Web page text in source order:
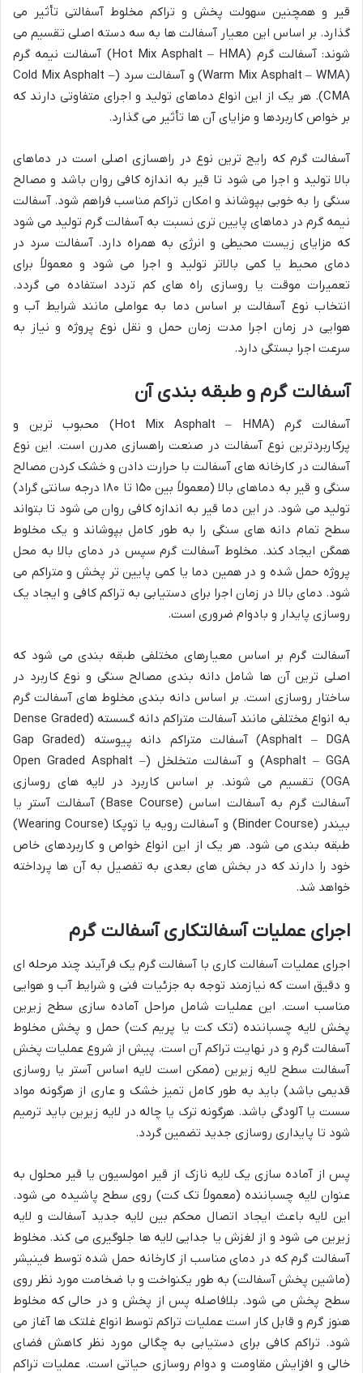
قیر و همچنین سهولت پخش و تراکم مخلوط آسفالتی تأثیر می
گذارد. بر اساس این معیار آسفالت ها به سه دسته اصلی تقسیم می
شوند: آسفالت گرم (Hot Mix Asphalt – HMA) آسفالت نیمه گرم
(Warm Mix Asphalt – WMA) و آسفالت سرد (Cold Mix Asphalt –
CMA). هر یک از این انواع دماهای تولید و اجرای متفاوتی دارند که
بر خواص کاربردها و مزایای آن ها تأثیر می گذارد.
آسفالت گرم که رایج ترین نوع در راهسازی اصلی است در دماهای
بالا تولید و اجرا می شود تا قیر به اندازه کافی روان باشد و مصالح
سنگی را به خوبی بپوشاند و امکان تراکم مناسب فراهم شود. آسفالت
نیمه گرم در دماهای پایین تری نسبت به آسفالت گرم تولید می شود
که مزایای زیست محیطی و انرژی به همراه دارد. آسفالت سرد در
دمای محیط یا کمی بالاتر تولید و اجرا می شود و معمولاً برای
تعمیرات موقت یا روسازی راه های کم تردد استفاده می گردد.
انتخاب نوع آسفالت بر اساس دما به عواملی مانند شرایط آب و
هوایی در زمان اجرا مدت زمان حمل و نقل نوع پروژه و نیاز به
سرعت اجرا بستگی دارد.
آسفالت گرم و طبقه بندی آن
آسفالت گرم (Hot Mix Asphalt – HMA) محبوب ترین و
پرکاربردترین نوع آسفالت در صنعت راهسازی مدرن است. این نوع
آسفالت در کارخانه های آسفالت با حرارت دادن و خشک کردن مصالح
سنگی و قیر به دماهای بالا (معمولاً بین ۱۵۰ تا ۱۸۰ درجه سانتی گراد)
تولید می شود. در این دما قیر به اندازه کافی روان می شود تا بتواند
سطح تمام دانه های سنگی را به طور کامل بپوشاند و یک مخلوط
همگن ایجاد کند. مخلوط آسفالت گرم سپس در دمای بالا به محل
پروژه حمل شده و در همین دما یا کمی پایین تر پخش و متراکم می
شود. دمای بالا در زمان اجرا برای دستیابی به تراکم کافی و ایجاد یک
روسازی پایدار و بادوام ضروری است.
آسفالت گرم بر اساس معیارهای مختلفی طبقه بندی می شود که
اصلی ترین آن ها شامل دانه بندی مصالح سنگی و نوع کاربرد در
ساختار روسازی است. بر اساس دانه بندی مخلوط های آسفالت گرم
به انواع مختلفی مانند آسفالت متراکم دانه گسسته (Dense Graded
Asphalt – DGA) آسفالت متراکم دانه پیوسته (Gap Graded
Asphalt – GGA) و آسفالت متخلخل (Open Graded Asphalt –
OGA) تقسیم می شوند. بر اساس کاربرد در لایه های روسازی
آسفالت گرم به آسفالت اساس (Base Course) آسفالت آستر یا
بیندر (Binder Course) و آسفالت رویه یا توپکا (Wearing Course)
طبقه بندی می شود. هر یک از این انواع خواص و کاربردهای خاص
خود را دارند که در بخش های بعدی به تفصیل به آن ها پرداخته
خواهد شد.
اجرای عملیات آسفالتکاری آسفالت گرم
اجرای عملیات آسفالت کاری با آسفالت گرم یک فرآیند چند مرحله ای
و دقیق است که نیازمند توجه به جزئیات فنی و شرایط آب و هوایی
مناسب است. این عملیات شامل مراحل آماده سازی سطح زیرین
پخش لایه چسباننده (تک کت یا پریم کت) حمل و پخش مخلوط
آسفالت گرم و در نهایت تراکم آن است. پیش از شروع عملیات پخش
آسفالت سطح لایه زیرین (ممکن است لایه اساس آستر یا روسازی
قدیمی باشد) باید به طور کامل تمیز خشک و عاری از هرگونه مواد
سست یا آلودگی باشد. هرگونه ترک یا چاله در لایه زیرین باید ترمیم
شود تا پایداری روسازی جدید تضمین گردد.
پس از آماده سازی یک لایه نازک از قیر امولسیون یا قیر محلول به
عنوان لایه چسباننده (معمولاً تک کت) روی سطح پاشیده می شود.
این لایه باعث ایجاد اتصال محکم بین لایه جدید آسفالت و لایه
زیرین می شود و از لغزش یا جدایی لایه ها جلوگیری می کند. مخلوط
آسفالت گرم که در دمای مناسب از کارخانه حمل شده توسط فینیشر
(ماشین پخش آسفالت) به طور یکنواخت و با ضخامت مورد نظر روی
سطح پخش می شود. بلافاصله پس از پخش و در حالی که مخلوط
هنوز گرم و قابل کار است عملیات تراکم توسط انواع غلتک ها آغاز می
شود. تراکم کافی برای دستیابی به چگالی مورد نظر کاهش فضای
خالی و افزایش مقاومت و دوام روسازی حیاتی است. عملیات تراکم